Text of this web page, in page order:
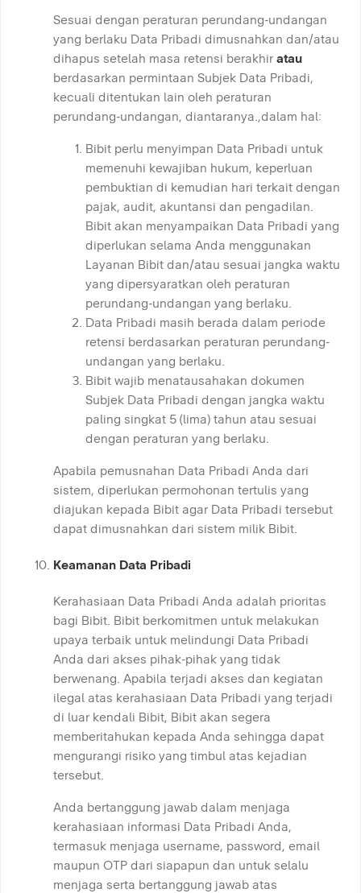
Sesuai dengan peraturan perundang-undangan
yang berlaku Data Pribadi dimusnahkan dan/atau
dihapus setelah masa retensi berakhir atau
berdasarkan permintaan Subjek Data Pribadi,
kecuali ditentukan lain oleh peraturan
perundang-undangan, diantaranya.,dalam hal:
Bibit perlu menyimpan Data Pribadi untuk
memenuhi kewajiban hukum, keperluan
pembuktian di kemudian hari terkait dengan
pajak, audit, akuntansi dan pengadilan.
Bibit akan menyampaikan Data Pribadi yang
diperlukan selama Anda menggunakan
Layanan Bibit dan/atau sesuai jangka waktu
yang dipersyaratkan oleh peraturan
perundang-undangan yang berlaku.
Data Pribadi masih berada dalam periode
retensi berdasarkan peraturan perundang-
undangan yang berlaku.
Bibit wajib menatausahakan dokumen
Subjek Data Pribadi dengan jangka waktu
paling singkat 5 (lima) tahun atau sesuai
dengan peraturan yang berlaku.
Apabila pemusnahan Data Pribadi Anda dari
sistem, diperlukan permohonan tertulis yang
diajukan kepada Bibit agar Data Pribadi tersebut
dapat dimusnahkan dari sistem milik Bibit.
Keamanan Data Pribadi
Kerahasiaan Data Pribadi Anda adalah prioritas
bagi Bibit. Bibit berkomitmen untuk melakukan
upaya terbaik untuk melindungi Data Pribadi
Anda dari akses pihak-pihak yang tidak
berwenang. Apabila terjadi akses dan kegiatan
ilegal atas kerahasiaan Data Pribadi yang terjadi
di luar kendali Bibit, Bibit akan segera
memberitahukan kepada Anda sehingga dapat
mengurangi risiko yang timbul atas kejadian
tersebut.
Anda bertanggung jawab dalam menjaga
kerahasiaan informasi Data Pribadi Anda,
termasuk menjaga username, password, email
maupun OTP dari siapapun dan untuk selalu
menjaga serta bertanggung jawab atas